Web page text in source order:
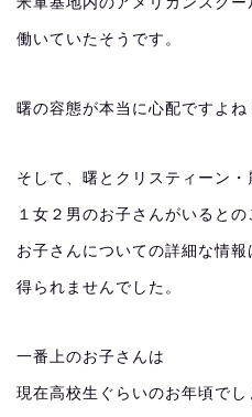
働いていたそうです。
曙の容態が本当に心配ですよね
そして、曙とクリスティーン・
１女２男のお子さんがいるとの
お子さんについての詳細な情報
得られませんでした。
一番上のお子さんは
現在高校生ぐらいのお年頃でし